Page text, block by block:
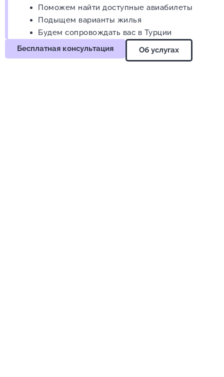
Поможем найти доступные авиабилеты
Подыщем варианты жилья
Будем сопровождать вас в Турции
Бесплатная консультация
Об услугах